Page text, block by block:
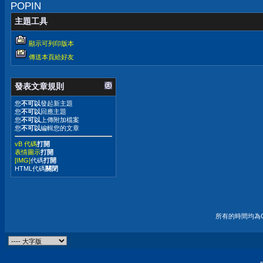
POPIN
主題工具
顯示可列印版本
傳送本頁給好友
發表文章規則
您不可以發起新主題
您不可以回應主題
您不可以 上傳附加檔案
您不可以編輯您的文章
vB 代碼打開
表情圖示打開
[IMG]代碼打開
HTML代碼關閉
所有的時間均為